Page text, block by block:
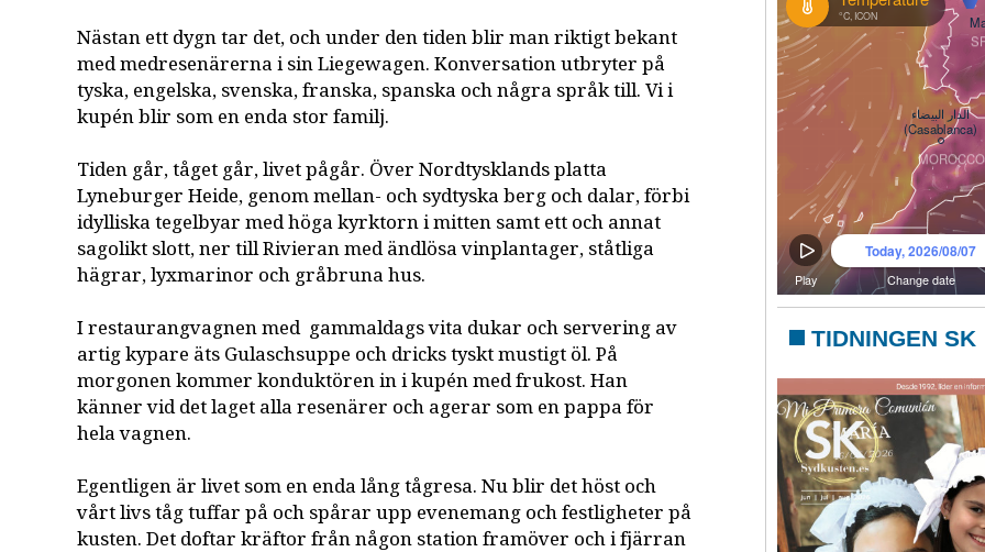
Nästan ett dygn tar det, och under den tiden blir man riktigt bekant
med medresenärerna i sin Liegewagen. Konversation utbryter på
tyska, engelska, svenska, franska, spanska och några språk till. Vi i
kupén blir som en enda stor familj.
Tiden går, tåget går, livet pågår. Över Nordtysklands platta
Lyneburger Heide, genom mellan- och sydtyska berg och dalar, förbi
idylliska tegelbyar med höga kyrktorn i mitten samt ett och annat
sagolikt slott, ner till Rivieran med ändlösa vinplantager, ståtliga
hägrar, lyxmarinor och gråbruna hus.
I restaurangvagnen med gammaldags vita dukar och servering av
artig kypare äts Gulaschsuppe och dricks tyskt mustigt öl. På
morgonen kommer konduktören in i kupén med frukost. Han
känner vid det laget alla resenärer och agerar som en pappa för
hela vagnen.
Egentligen är livet som en enda lång tågresa. Nu blir det höst och
vårt livs tåg tuffar på och spårar upp evenemang och festligheter på
kusten. Det doftar kräftor från någon station framöver och i fjärran
TIDNINGEN SK